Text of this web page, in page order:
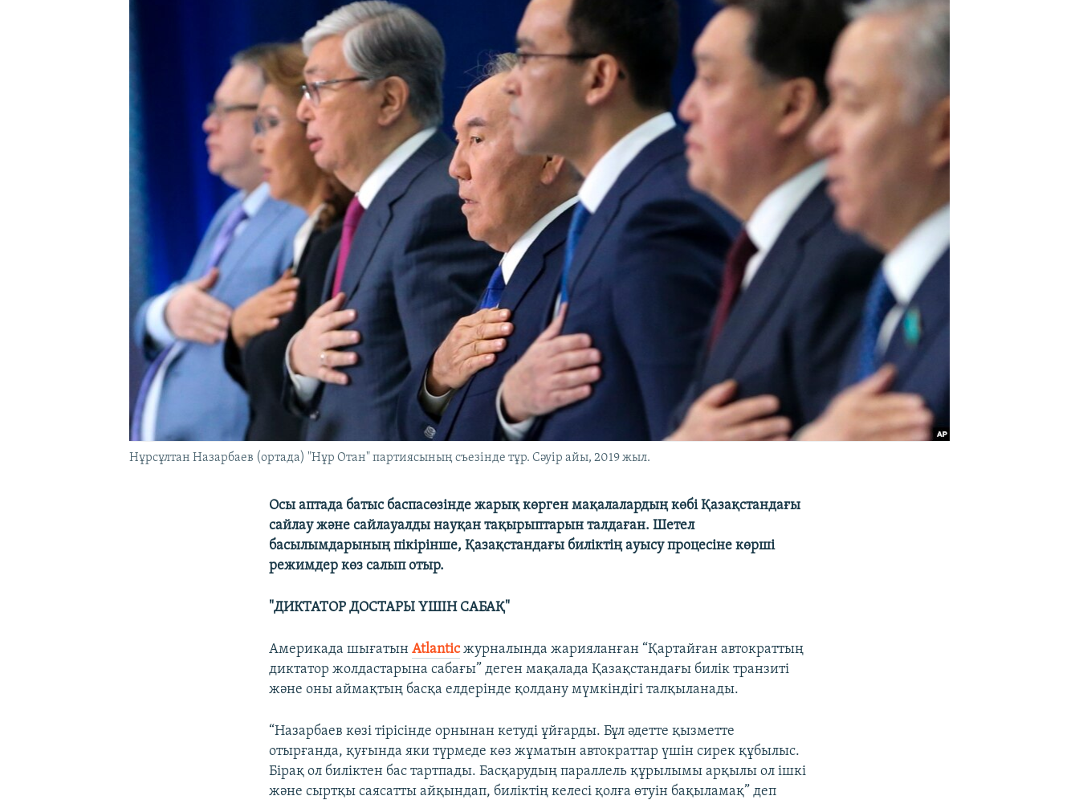
Нұрсұлтан Назарбаев (ортада) "Нұр Отан" партиясының съезінде тұр. Сәуір айы, 2019 жыл.
Осы аптада батыс баспасөзінде жарық көрген мақалалардың көбі Қазақстандағы
сайлау және сайлауалды науқан тақырыптарын талдаған. Шетел
басылымдарының пікірінше, Қазақстандағы биліктің ауысу процесіне көрші
режимдер көз салып отыр.
"ДИКТАТОР ДОСТАРЫ ҮШІН САБАҚ"
Америкада шығатынAtlanticжурналында жарияланған “Қартайған автократтың
диктатор жолдастарына сабағы” деген мақалада Қазақстандағы билік транзиті
және оны аймақтың басқа елдерінде қолдану мүмкіндігі талқыланады.
“Назарбаев көзі тірісінде орнынан кетуді ұйғарды. Бұл әдетте қызметте
отырғанда, қуғында яки түрмеде көз жұматын автократтар үшін сирек құбылыс.
Бірақ ол биліктен бас тартпады. Басқарудың параллель құрылымы арқылы ол ішкі
және сыртқы саясатты айқындап, биліктің келесі қолға өтуін бақыламақ” деп